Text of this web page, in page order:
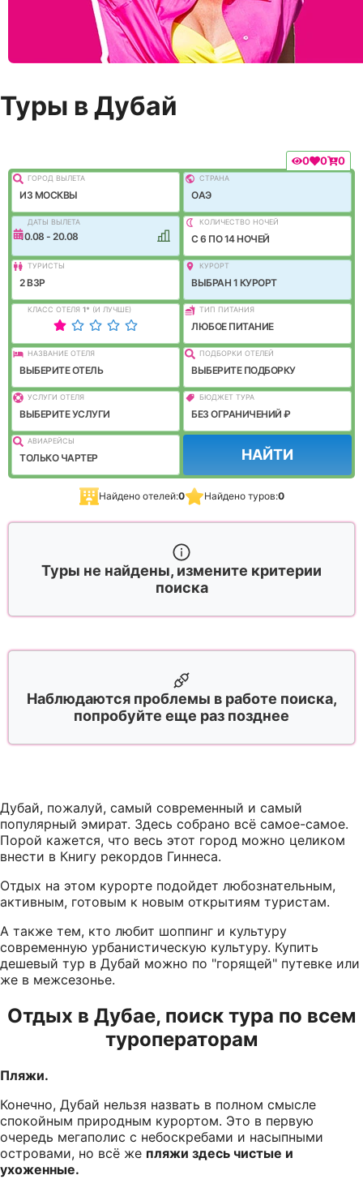
Туры в Дубай
0 0 0
ГОРОД ВЫЛEТА
ИЗ МОСКВЫ
СТРАНА
ОАЭ
ДАТЫ ВЫЛЕТА
10.08 - 20.08
КОЛИЧЕСТВО НОЧЕЙ
C 6 ПО 14 НОЧЕЙ
ТУРИСТЫ
2 ВЗР
КУРОРТ
ВЫБРАН 1 КУРОРТ
КЛАСС ОТЕЛЯ 1* (И ЛУЧШЕ) ТИП ПИТАНИЯ
ЛЮБОЕ ПИТАНИЕ
НАЗВАНИЕ ОТЕЛЯ
ВЫБЕРИТЕ ОТЕЛЬ
ПОДБОРКИ ОТЕЛЕЙ
ВЫБЕРИТЕ ПОДБОРКУ
УСЛУГИ ОТЕЛЯ
ВЫБЕРИТЕ УСЛУГИ
БЮДЖЕТ ТУРА
БЕЗ ОГРАНИЧЕНИЙ ₽
АВИАРЕЙСЫ
ТОЛЬКО ЧАРТЕР НАЙТИ
Найдено отелей:0 Найдено туров:0
Туры не найдены, измените критерии
поиска
Наблюдаются проблемы в работе поиска,
попробуйте еще раз позднее
Дубай, пожалуй, самый современный и самый
популярный эмират. Здесь собрано всё самое-самое.
Порой кажется, что весь этот город можно целиком
внести в Книгу рекордов Гиннеса.
Отдых на этом курорте подойдет любознательным,
активным, готовым к новым открытиям туристам.
А также тем, кто любит шоппинг и культуру
современную урбанистическую культуру. Купить
дешевый тур в Дубай можно по "горящей" путевке или
же в межсезонье.
Отдых в Дубае, поиск тура по всем
туроператорам
Пляжи.
Конечно, Дубай нельзя назвать в полном смысле
спокойным природным курортом. Это в первую
очередь мегаполис с небоскребами и насыпными
островами, но всё же пляжи здесь чистые и
ухоженные.